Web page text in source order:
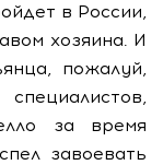
в России,
хозяина. И
пожалуй,
за время
завоевать